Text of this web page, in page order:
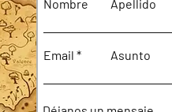
Nombre Apellido
Email Asunto